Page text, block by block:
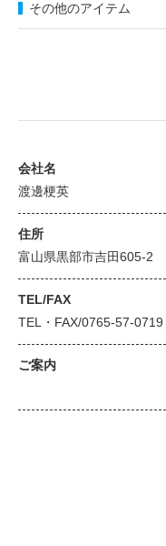
その他のアイテム
会社名
渡邊梗英
住所
富山県黒部市吉田605-2
TEL/FAX
TEL・FAX/0765-57-
ご案内